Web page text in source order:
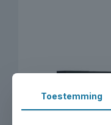
Toestemming